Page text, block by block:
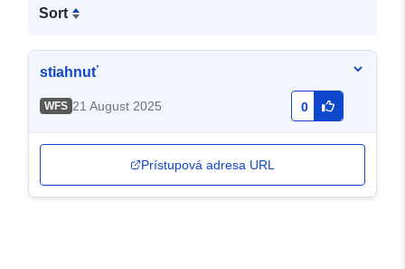
Sort
stiahnuť
WFS 21 August 2025 0
Prístupová adresa URL